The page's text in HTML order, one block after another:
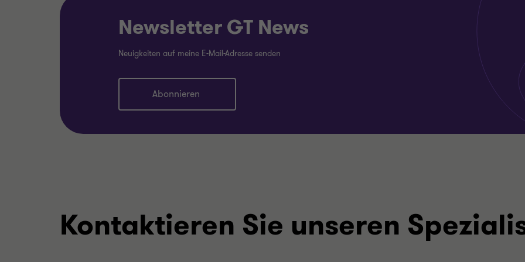
Newsletter GT News
Neuigkeiten auf meine E-Mail-Adresse senden
Abonnieren
Kontaktieren Sie unseren